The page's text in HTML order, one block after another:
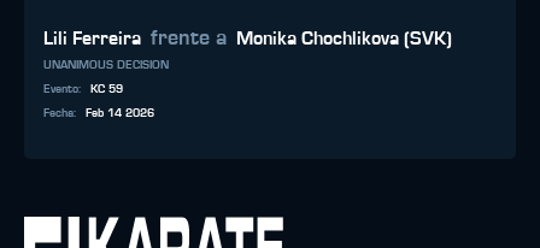
Lili Ferreira frente a Monika Chochlikova (SVK)
UNANIMOUS DECISION
Evento:
KC 59
Fecha: Feb 14 2026